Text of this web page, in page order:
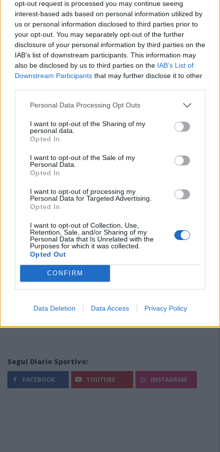
opt-out request is processed you may continue seeing
interest-based ads based on personal information utilized by
us or personal information disclosed to third parties prior to
your opt-out. You may separately opt-out of the further
disclosure of your personal information by third parties on the
IAB’s list of downstream participants. This information may
also be disclosed by us to third parties on the IAB’s List of
Downstream Participants that may further disclose it to other
Personal Data Processing Opt Outs
I want to opt-out of the Sharing of my
personal data.
Opted In
I want to opt-out of the Sale of my
Personal Data.
Opted In
I want to opt-out of processing my
Personal Data for Targeted Advertising.
Opted In
I want to opt-out of Collection, Use,
Retention, Sale, and/or Sharing of my
Personal Data that Is Unrelated with the
Purposes for which it was collected.
Opted Out
CONFIRM
Data Deletion Data Access Privacy Policy
Il Monastir riparte dai pilastri Masia, Pinna e
Aloia, il primo acquisto è Loru
7 Ago 2026
Gran colpo dell'Ossese, per la difesa c'è l'ex
Torres Riccardo Idda
7 Ago 2026
L'Ossese si prepara all'esordio in D: Forzati,
Cabrera, Tesio, Limongelli, Bolzicco e tanti
7 Ago 2026
Sportiva in Srl
7 Ago 2026
Segui Diario Sportivo:
FACEBOOK YOUTUBE INSTAGRAM